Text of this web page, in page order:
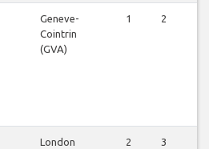
Geneve-
Cointrin
(GVA)
1 2
London
2 3